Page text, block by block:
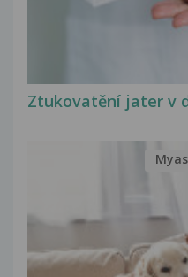
Ztukovatění jater v